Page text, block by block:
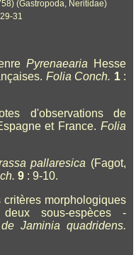
(Gastropoda, Neritidae)
31
Pyrenaearia
Hesse
Folia Conch. 1:
d'observations de
et France. Folia
pallaresica (Fagot,
9 : 9-10.
morphologiques
sous-espèces -
Jaminia quadridens.